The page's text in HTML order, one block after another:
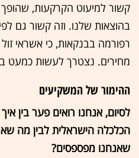
קשור למיעוט הקרקעות,
בהוצאות שלנו. וזה קשור גם
רפורמה בבנקאות, כי אשראי
מחירים. נצטרך לעשות כמעט
ההימור של המשקיעים
לסיום, אנחנו רואים פער בין
הכלכלה הישראלית לבין מה
שאנחנו מפספסים?